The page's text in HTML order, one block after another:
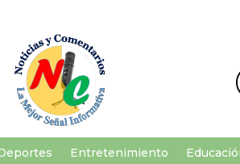
Entretenimiento